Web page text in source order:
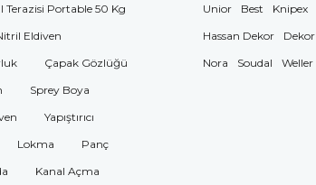
Terazisi Portable 50 Kg
Eldiven
Çapak Gözlüğü
Sprey Boya
Yapıştırıcı
Lokma
Panç
Kanal Açma
Unior
Best Knipex
Hassan Dekor
Dekor
Nora
Soudal Weller